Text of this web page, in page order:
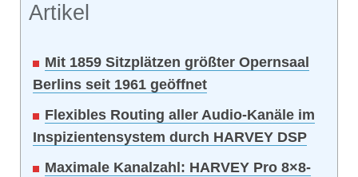
Artikel
Mit 1859 Sitzplätzen größter Opernsaal
Berlins seit 1961 geöffnet
Flexibles Routing aller Audio-Kanäle im
Inspizientensystem durch HARVEY DSP
Maximale Kanalzahl: HARVEY Pro 8×8-